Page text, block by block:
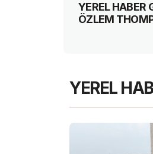
YEREL HABER
ÖZLEM
YEREL